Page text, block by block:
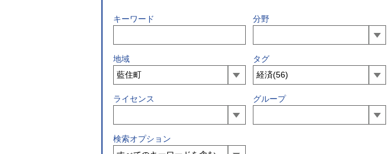
キーワード 分野
地域 タグ
ライセンス グループ
検索オプション